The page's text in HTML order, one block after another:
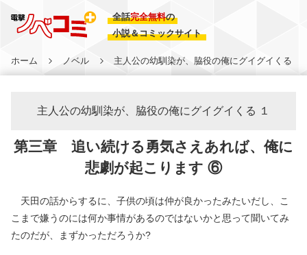
全話完全無料の
小説＆コミックサイト
ホーム ノベル 主人公の幼馴染が、脇役の俺にグイグイくる
主人公の幼馴染が、脇役の俺にグイグイくる １
第三章 追い続ける勇気さえあれば、俺に
悲劇が起こります ⑥
天田の話からするに、子供の頃は仲が良かったみたいだし、こ
こまで嫌うのには何か事情があるのではないかと思って聞いてみ
たのだが、まずかっただろうか?